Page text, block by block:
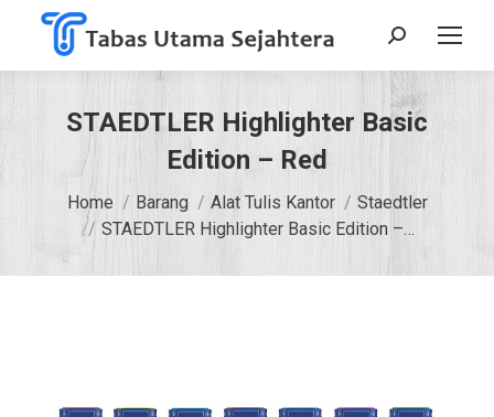
Search:
STAEDTLER Highlighter Basic
Edition – Red
You are here:
Home Barang Alat Tulis Kantor
Staedtler
STAEDTLER Highlighter Basic Edition –…